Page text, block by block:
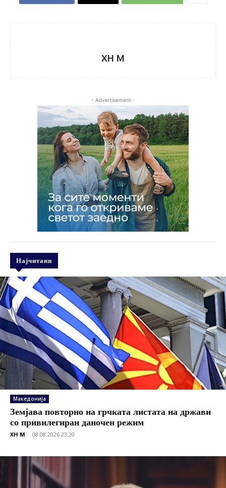
XH M
- Advertisement -
Најчитани
Македонија
Земјава повторно на грчката листата на држави
со привилегиран даночен режим
XH M - 08.08.2026 23:20